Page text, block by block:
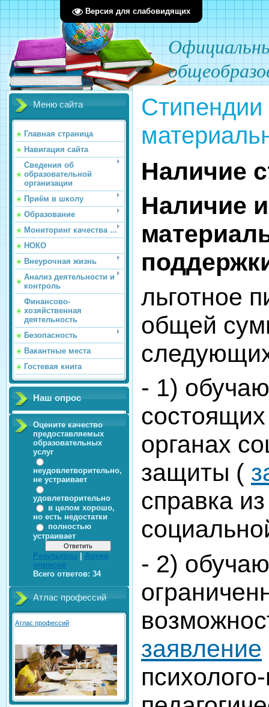
Версия для слабовидящих
Официал
Меню сайта
Главная страница
Навигация сайта
Сведения об
образовательной
организации
Приём в школу
Образование
Мониторинг качества ...
НОКО
Внеурочная жизнь
Анализ деятельности и
контроль
Финансово-
хозяйственная
деятельность
Безопасность
Вакантные места
Гостевая книга
Наш опрос
Оцените качество
предоставляемых
образовательных
услуг
неудовлетворительно,
не устраивает
удовлетворительно
в целом хорошо,
но есть недостатки
полностью
устраивает
Результаты
Архив
опросов
Всего ответов: 34
Атлас профессий
Атлас профессий
Наличие
Наличие
льготное
общей
- 1)
органах
защиты (
справка
- 2)
заявление